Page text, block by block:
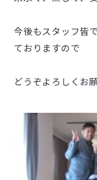
今後もスタッフ皆
ておりますので
どうぞよろしくお